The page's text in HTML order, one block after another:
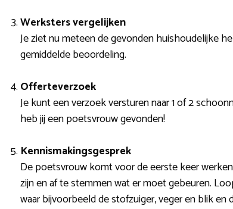
Werksters vergelijken
Je ziet nu meteen de gevonden huishoudelijke
gemiddelde beoordeling.
Offerteverzoek
Je kunt een verzoek versturen naar 1 of 2
heb jij een poetsvrouw gevonden!
Kennismakingsgesprek
De poetsvrouw komt voor de eerste keer
zijn en af te stemmen wat er moet gebeuren.
waar bijvoorbeeld de stofzuiger, veger en blik en